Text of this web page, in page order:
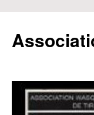
contenu